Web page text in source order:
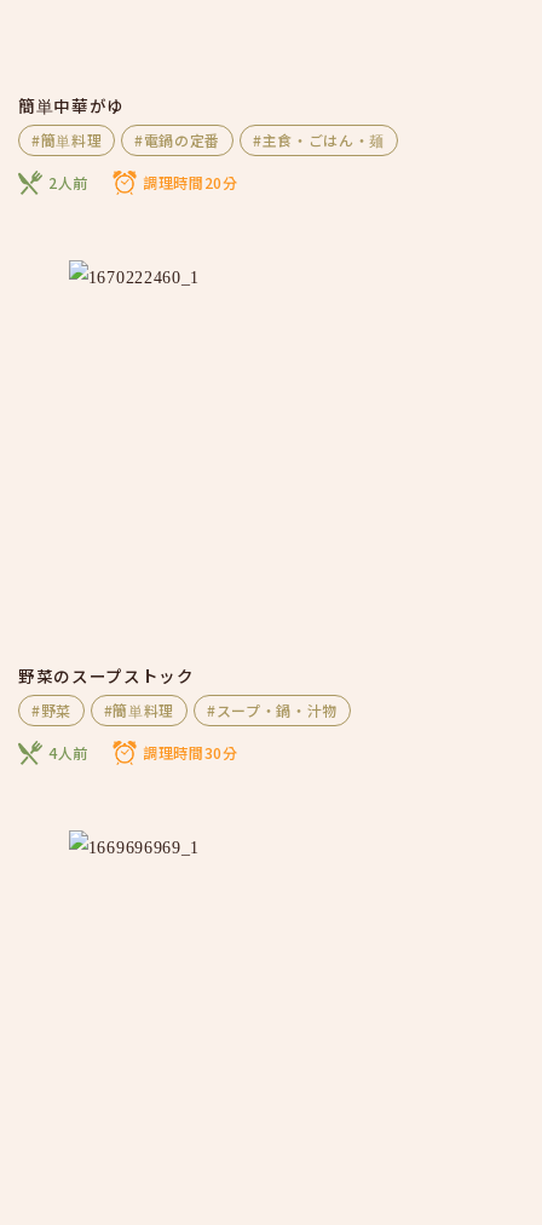
簡単中華がゆ
#簡単料理 #電鍋の定番 #主食・ごはん・麺
2人前 調理時間20分
野菜のスープストック
#野菜 #簡単料理 #スープ・鍋・汁物
4人前 調理時間30分